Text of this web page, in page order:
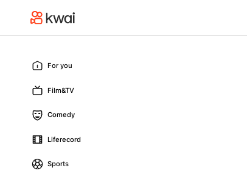
For you
Film&TV
Comedy
Liferecord
Sports